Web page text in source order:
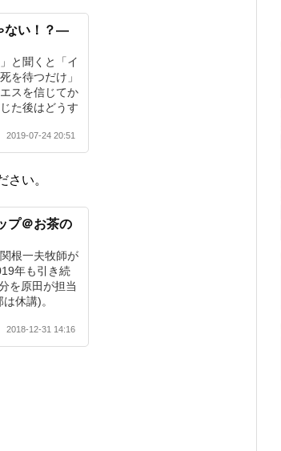
ない！？―
と聞くと「イ
を待つだけ」
スを信じてか
た後はどうす
2019-07-24 20:51
い。
プ＠お茶の
根一夫牧師が
年も引き続
を原田が担当
休講)。
2018-12-31 14:16